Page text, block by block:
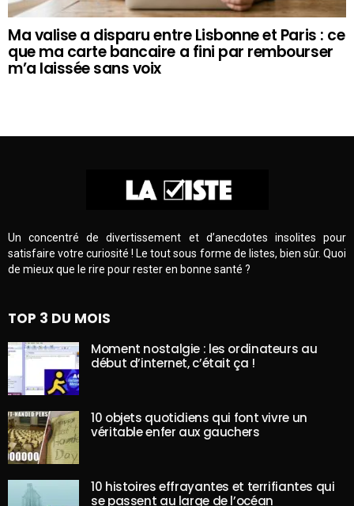
Ma valise a disparu entre Lisbonne et Paris : ce
que ma carte bancaire a fini par rembourser
m’a laissée sans voix
Un concentré de divertissement et d’anecdotes insolites pour
satisfaire votre curiosité ! Le tout sous forme de listes, bien sûr. Quoi
de mieux que le rire pour rester en bonne santé ?
TOP 3 DU MOIS
Moment nostalgie : les ordinateurs au
début d’internet, c’était ça !
10 objets quotidiens qui font vivre un
véritable enfer aux gauchers
10 histoires effrayantes et terrifiantes qui
se passent au large de l’océan